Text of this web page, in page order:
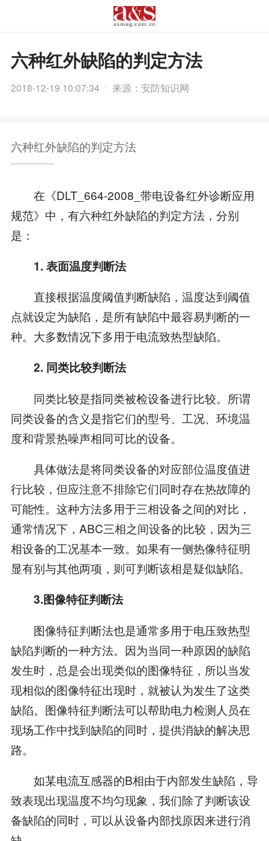
六种红外缺陷的判定方法
2018-12-19 10:07:34 来源：安防知识网
六种红外缺陷的判定方法
在《DLT_664-2008_带电设备红外诊断应用
规范》中，有六种红外缺陷的判定方法，分别
是：
1. 表面温度判断法
直接根据温度阈值判断缺陷，温度达到阈值
点就设定为缺陷，是所有缺陷中最容易判断的一
种。大多数情况下多用于电流致热型缺陷。
2. 同类比较判断法
同类比较是指同类被检设备进行比较。所谓
同类设备的含义是指它们的型号、工况、环境温
度和背景热噪声相同可比的设备。
具体做法是将同类设备的对应部位温度值进
行比较，但应注意不排除它们同时存在热故障的
可能性。这种方法多用于三相设备之间的对比，
通常情况下，ABC三相之间设备的比较，因为三
相设备的工况基本一致。如果有一侧热像特征明
显有别与其他两项，则可判断该相是疑似缺陷。
3.图像特征判断法
图像特征判断法也是通常多用于电压致热型
缺陷判断的一种方法。因为当同一种原因的缺陷
发生时，总是会出现类似的图像特征，所以当发
现相似的图像特征出现时，就被认为发生了这类
缺陷。图像特征判断法可以帮助电力检测人员在
现场工作中找到缺陷的同时，提供消缺的解决思
路。
如某电流互感器的B相由于内部发生缺陷，导
致表现出现温度不均匀现象，我们除了判断该设
备缺陷的同时，可以从设备内部找原因来进行消